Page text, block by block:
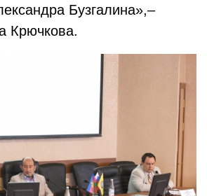
Бузгалина»,–
Крючкова.